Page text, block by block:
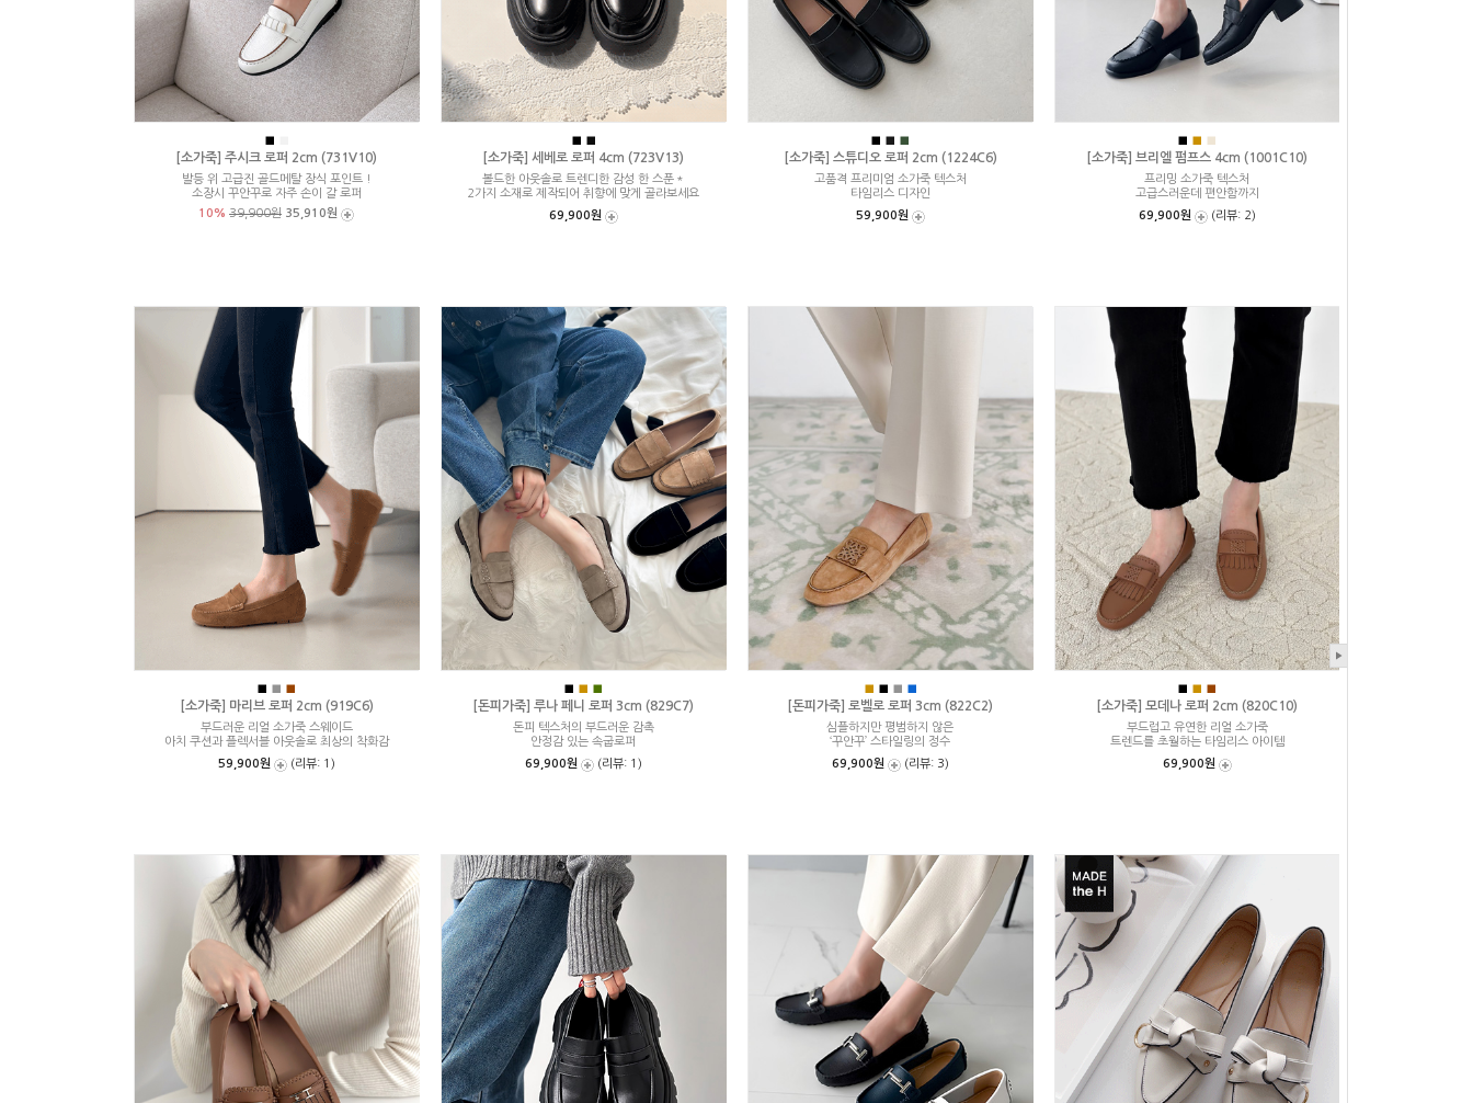
■
[소가죽] 주시크 로퍼 2cm (731V10)
발등 위 고급진 골드메탈 장식 포인트 !
소장시 꾸안꾸로 자주 손이 갈 로퍼
10% 39,900원 35,910원
■ ■
[소가죽] 세베로 로퍼 4cm (723V13)
볼드한 아웃솔로 트렌디한 감성 한 스푼＊
2가지 소재로 제작되어 취향에 맞게 골라보세요
69,900원
■ ■ ■
[소가죽] 스튜디오 로퍼 2cm (1224C6)
고품격 프리미엄 소가죽 텍스처
타임리스 디자인
59,900원
■ ■
[소가죽] 브리엘 펌프스 4cm (1001C10)
프리밍 소가죽 텍스처
고급스러운데 편안함까지
69,900원
(리뷰: 2)
■ ■ ■
[소가죽] 마리브 로퍼 2cm (919C6)
부드러운 리얼 소가죽 스웨이드
아치 쿠션과 플렉서블 아웃솔로 최상의 착화감
59,900원
(리뷰: 1)
■ ■ ■
[돈피가죽] 루나 페니 로퍼 3cm (829C7)
돈피 텍스처의 부드러운 감촉
안정감 있는 속굽로퍼
69,900원
(리뷰: 1)
■ ■ ■ ■
[돈피가죽] 로벨로 로퍼 3cm (822C2)
심플하지만 평범하지 않은
‘꾸안꾸’ 스타일링의 정수
69,900원
(리뷰: 3)
■ ■ ■
[소가죽] 모데나 로퍼 2cm (820C10)
부드럽고 유연한 리얼 소가죽
트렌드를 초월하는 타임리스 아이템
69,900원